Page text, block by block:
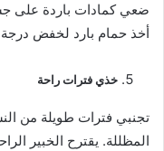
ضعي كمادات باردة على
أخذ حمام بارد لخفض
خذي فترات راحة
تجنبي فترات طويلة من
المظللة. يقترح الخبير